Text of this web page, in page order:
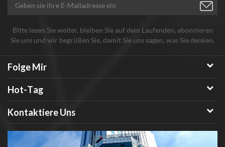
Bitte lesen Sie weiter, bleiben Sie auf dem Laufenden, abonnieren
Sie uns und wir begrüßen Sie, damit Sie uns sagen, was Sie denken.
Folge Mir
Hot-Tag
Kontaktiere Uns